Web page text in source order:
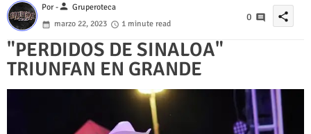
Por -person Gruperoteca
marzo 22, 2023
1 minute read
0 share
"PERDIDOS DE SINALOA"
TRIUNFAN EN GRANDE